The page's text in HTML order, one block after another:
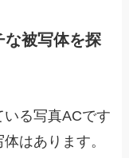
な被写体を探
いる写真ACです
はあります。